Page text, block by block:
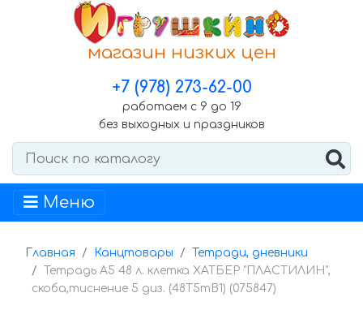
магазин низких цен
+7 (978) 273-62-00
работаем с 9 до 19
без выходных и праздников
Меню
Главная Канцтовары
Тетради, дневники
Тетрадь А5 48 л. клетка ХАТБЕР "ПЛАСТИЛИН",
скоба,тиснение 5 диз. (48Т5тВ1) (075847)